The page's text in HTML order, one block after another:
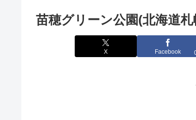
苗穂グリーン公園(北海道
X Facebook